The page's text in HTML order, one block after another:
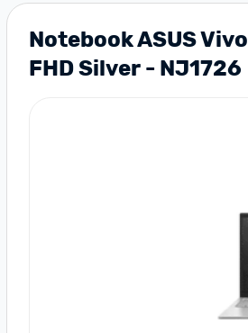
Notebook ASUS
FHD Silver - NJ1726